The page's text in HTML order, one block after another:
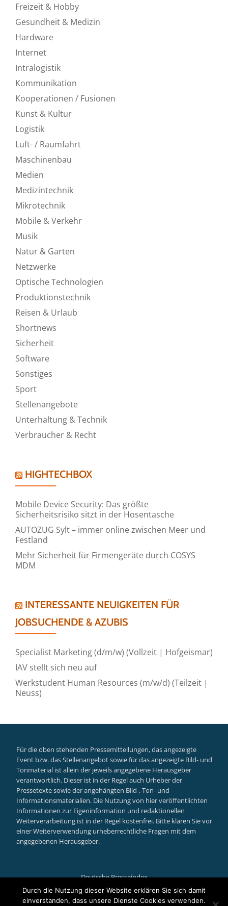
Freizeit & Hobby
Gesundheit & Medizin
Hardware
Internet
Intralogistik
Kommunikation
Kooperationen / Fusionen
Kunst & Kultur
Logistik
Luft- / Raumfahrt
Maschinenbau
Medien
Medizintechnik
Mikrotechnik
Mobile & Verkehr
Musik
Natur & Garten
Netzwerke
Optische Technologien
Produktionstechnik
Reisen & Urlaub
Shortnews
Sicherheit
Software
Sonstiges
Sport
Stellenangebote
Unterhaltung & Technik
Verbraucher & Recht
HIGHTECHBOX
Mobile Device Security: Das größte
Sicherheitsrisiko sitzt in der Hosentasche
AUTOZUG Sylt – immer online zwischen Meer und
Festland
Mehr Sicherheit für Firmengeräte durch COSYS
MDM
INTERESSANTE NEUIGKEITEN FÜR
JOBSUCHENDE & AZUBIS
Specialist Marketing (d/m/w) (Vollzeit | Hofgeismar)
IAV stellt sich neu auf
Werkstudent Human Resources (m/w/d) (Teilzeit |
Neuss)
Für die oben stehenden Pressemitteilungen, das angezeigte
Event bzw. das Stellenangebot sowie für das angezeigte Bild- und
Tonmaterial ist allein der jeweils angegebene Herausgeber
verantwortlich. Dieser ist in der Regel auch Urheber der
Pressetexte sowie der angehängten Bild-, Ton- und
Informationsmaterialien. Die Nutzung von hier veröffentlichten
Informationen zur Eigeninformation und redaktionellen
Weiterverarbeitung ist in der Regel kostenfrei. Bitte klären Sie vor
einer Weiterverwendung urheberrechtliche Fragen mit dem
angegebenen Herausgeber.
Deutsche Presseindex
Secondary
Durch die Nutzung dieser Website erklären Sie sich damit
einverstanden, dass unsere Dienste Cookies verwenden.